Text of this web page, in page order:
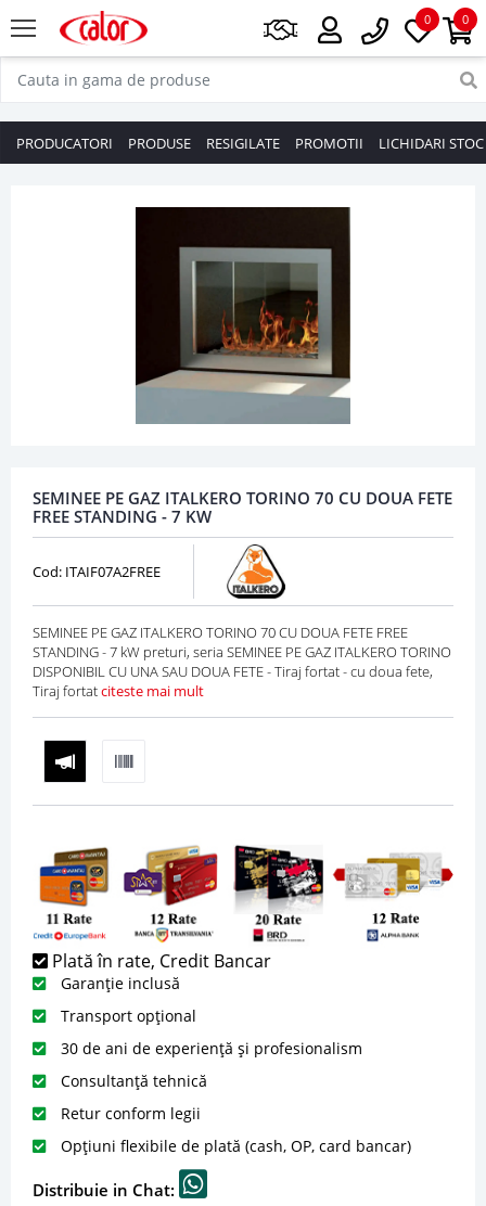
0
0
PRODUCATORI PRODUSE RESIGILATE PROMOTII LICHIDARI STOC
SEMINEE PE GAZ ITALKERO TORINO 70 CU DOUA FETE
FREE STANDING - 7 KW
Cod: ITAIF07A2FREE
SEMINEE PE GAZ ITALKERO TORINO 70 CU DOUA FETE FREE
STANDING - 7 kW preturi, seria SEMINEE PE GAZ ITALKERO TORINO
DISPONIBIL CU UNA SAU DOUA FETE - Tiraj fortat - cu doua fete,
Tiraj fortatciteste mai mult
Plată în rate, Credit Bancar
Garanție inclusă
Transport opțional
30 de ani de experiență și profesionalism
Consultanță tehnică
Retur conform legii
Opțiuni flexibile de plată (cash, OP, card bancar)
Distribuie in Chat: